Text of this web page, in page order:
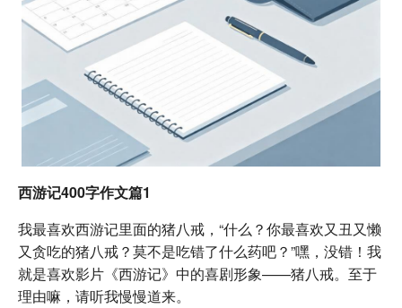
西游记400字作文篇1
我最喜欢西游记里面的猪八戒，“什么？你最喜欢又丑又懒
又贪吃的猪八戒？莫不是吃错了什么药吧？”嘿，没错！我
就是喜欢影片《西游记》中的喜剧形象——猪八戒。至于
理由嘛，请听我慢慢道来。